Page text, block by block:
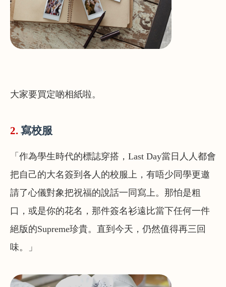
大家要買定啲相紙啦。
2.寫校服
「作為學生時代的標誌穿搭，Last Day當日人人都會
把自己的大名簽到各人的校服上，有唔少同學更邀
請了心儀對象把祝福的說話一同寫上。那怕是粗
口，或是你的花名，那件簽名衫遠比當下任何一件
絕版的Supreme珍貴。直到今天，仍然值得再三回
味。」